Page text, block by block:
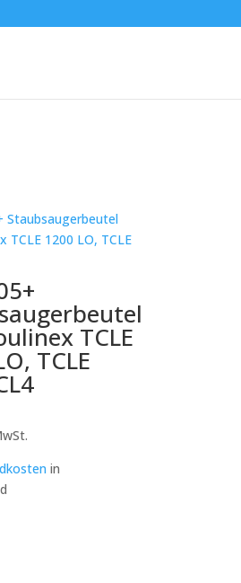
TCLE
TCLE
in